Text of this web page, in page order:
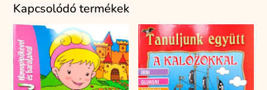
Kapcsolódó termékek